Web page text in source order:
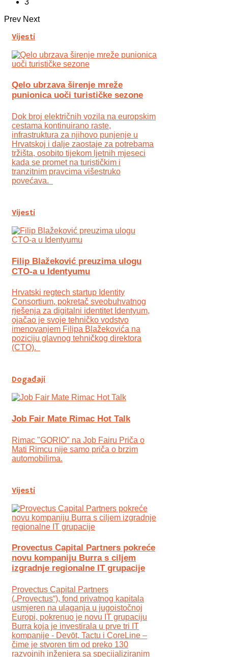
Prev Next
Vijesti
Qelo ubrzava širenje mreže
punionica uoči turističke sezone
Dok broj električnih vozila na europskim
cestama kontinuirano raste,
infrastruktura za njihovo punjenje u
Hrvatskoj i dalje zaostaje za potrebama
tržišta, osobito tijekom ljetnih mjeseci
kada se promet na turističkim i
tranzitnim pravcima višestruko
povećava.
Vijesti
Filip Blažeković preuzima ulogu
CTO-a u Identyumu
Hrvatski regtech startup Identity
Consortium, pokretač sveobuhvatnog
rješenja za digitalni identitet Identyum,
ojаčao je svoje tehničko vodstvo
imenovanjem Filipa Blažekovića na
poziciju glavnog tehničkog direktora
(CTO).
Događaji
Job Fair Mate Rimac Hot Talk
Rimac "GORIO" na Job Fairu Priča o
Mati Rimcu nije samo priča o brzim
automobilima.
Vijesti
Provectus Capital Partners pokreće
novu kompaniju Burra s ciljem
izgradnje regionalne IT grupacije
Provectus Capital Partners
(„Provectus“), fond privatnog kapitala
usmjeren na ulaganja u jugoistočnoj
Europi, pokrenuo je novu IT grupaciju
Burra koja je investirala u prve tri IT
kompanije - Devōt, Tactu i CoreLine –
čime je stvoren tim od preko 130
razvojnih inženjera sa specijaliziranim